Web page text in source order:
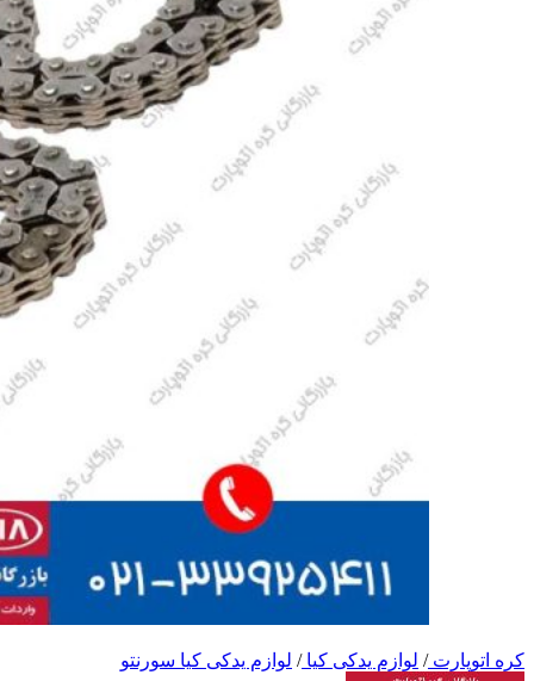
کره اتوپارت/ لوازم یدکی کیا/ لوازم یدکی کیا سورنتو